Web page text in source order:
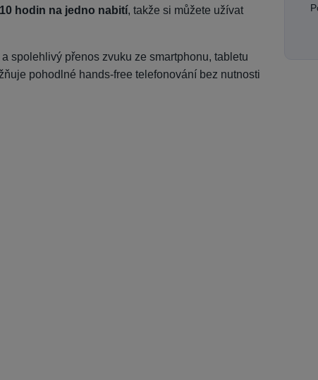
10 hodin na jedno nabití, takže si můžete užívat
spolehlivý přenos zvuku ze smartphonu, tabletu
pohodlné hands-free telefonování bez nutnosti